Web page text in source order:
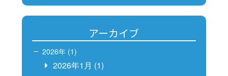
アーカイブ
2026年 (1)
2026年1月 (1)